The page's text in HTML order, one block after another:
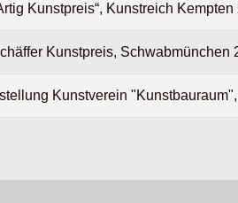
Kunstpreis“, Kunstreich Kempten
Kunstpreis, Schwabmünchen
Kunstverein